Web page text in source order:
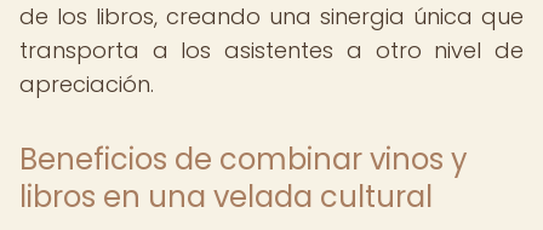
de los libros, creando una sinergia única que
transporta a los asistentes a otro nivel de
apreciación.
Beneficios de combinar vinos y
libros en una velada cultural